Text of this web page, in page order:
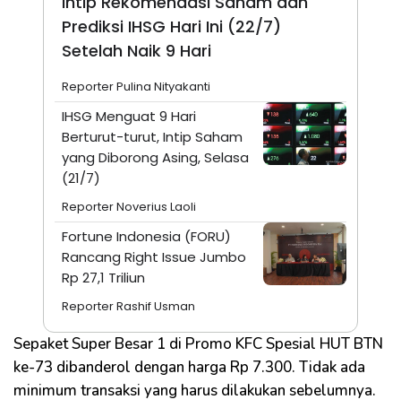
Prediksi IHSG Hari Ini (22/7)
Setelah Naik 9 Hari
Reporter Pulina Nityakanti
IHSG Menguat 9 Hari
Berturut-turut, Intip Saham
yang Diborong Asing, Selasa
(21/7)
Reporter Noverius Laoli
Fortune Indonesia (FORU)
Rancang Right Issue Jumbo
Rp 27,1 Triliun
Reporter Rashif Usman
Sepaket Super Besar 1 di Promo KFC Spesial HUT BTN
ke-73 dibanderol dengan harga Rp 7.300. Tidak ada
minimum transaksi yang harus dilakukan sebelumnya.